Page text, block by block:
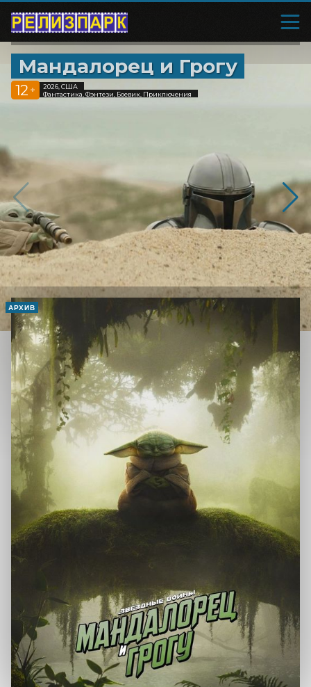
Мандалорец и Грогу
12 +
2026, США
Фантастика, Фэнтези, Боевик, Приключения
АРХИВ